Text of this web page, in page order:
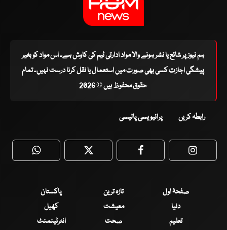
ہم نیوز پر شائع یا نشر ہونے والا مواد ادارتی ٹیم کی کاوش ہے۔ اس مواد کو بغیر
پیشگی اجازت کسی بھی صورت میں استعمال یا نقل کرنا درست نہیں۔ تمام
حقوق محفوظ ہیں © 2026
رابطہ کریں پرائیویسی پالیسی
WhatsApp Twitter Facebook
صفحۂ اول تازہ ترین
پاکستان
دنیا
معیشت
کھیل
تعلیم
صحت
انٹرٹینمنٹ